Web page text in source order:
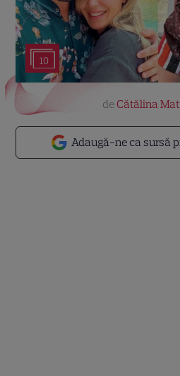
10
Adaugă-ne ca sursă
de Cătălina